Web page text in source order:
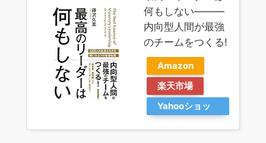
何もしない―――
内向型人間が最強
のチームをつくる!
Amazon
楽天市場
Yahooショッ